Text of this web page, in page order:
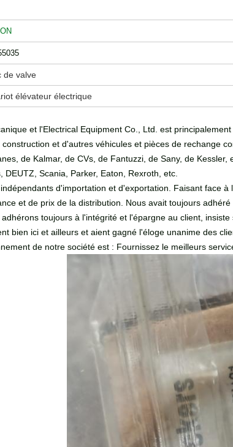
de valve
élévateur électrique
et l'Electrical Equipment Co., Ltd. est
et d'autres véhicules et pièces de rechange
de Kalmar, de CVs, de Fantuzzi, de Sany, de
Scania, Parker, Eaton, Rexroth, etc.
d'importation et d'exportation. Faisant face
et de prix de la distribution. Nous avait toujours
toujours à l'intégrité et l'épargne au client,
bien ici et ailleurs et aient gagné l'éloge unanime des
de notre société est : Fournissez le meilleurs